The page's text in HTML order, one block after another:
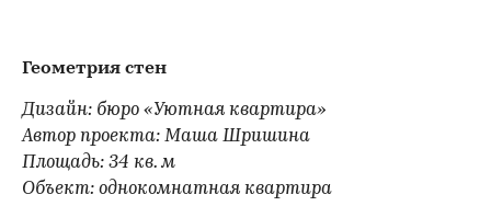
Геометрия стен
Дизайн: бюро «Уютная квартира»
Автор проекта: Маша Шришина
Площадь: 34 кв. м
Объект: однокомнатная квартира